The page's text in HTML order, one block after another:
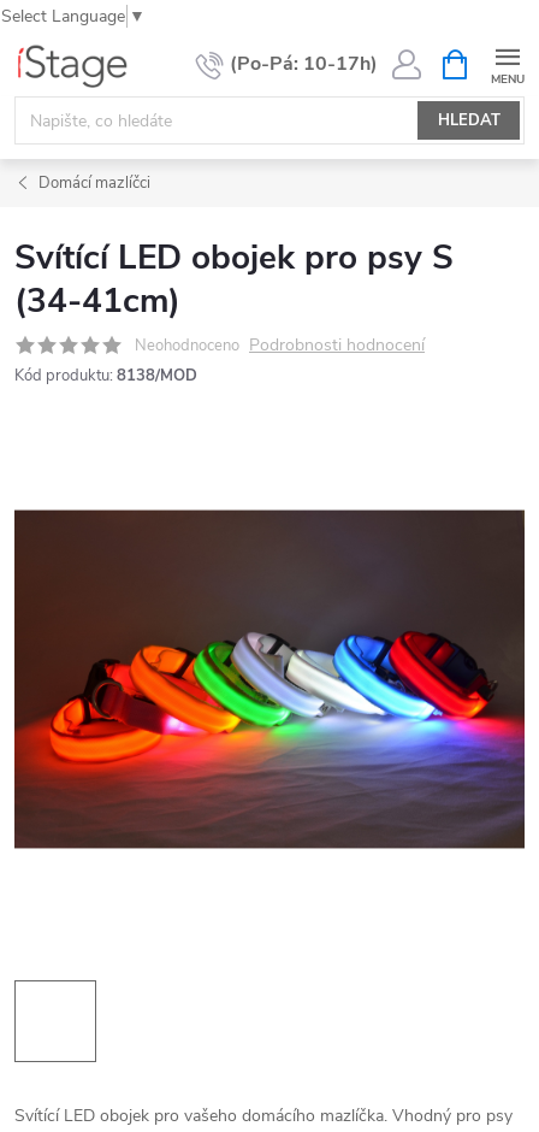
Select Language ▼
Přejít
obsah
HLEDAT
NÁKUPNÍ
KOŠÍK
Domácí mazlíčci
Svítící LED obojek pro psy S
(34-41cm)
Neohodnoceno Podrobnosti hodnocení
Kód produktu: 8138/MOD
Svítící LED obojek pro vašeho domácího mazlíčka. Vhodný pro psy